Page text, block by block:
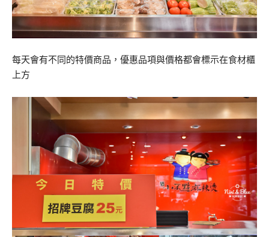
每天會有不同的特價商品，優惠品項與價格都會標示在食材櫃
上方